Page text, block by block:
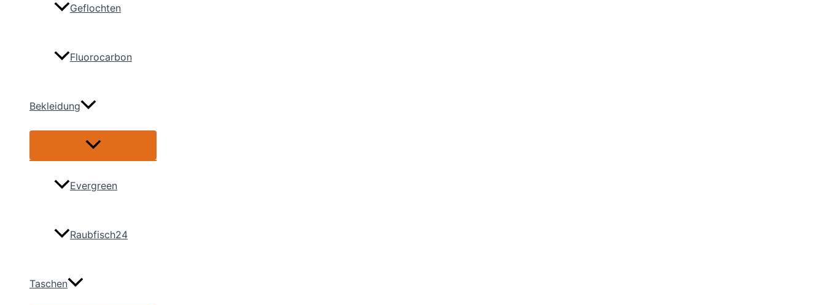
Geflochten
Fluorocarbon
Bekleidung
Menü
Evergreen
Raubfisch24
Taschen